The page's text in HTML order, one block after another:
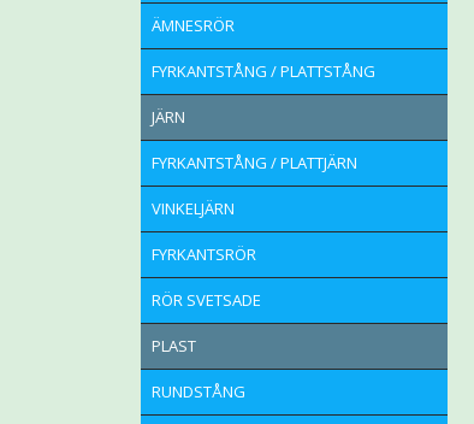
ÄMNESRÖR
FYRKANTSTÅNG / PLATTSTÅNG
JÄRN
FYRKANTSTÅNG / PLATTJÄRN
VINKELJÄRN
FYRKANTSRÖR
RÖR SVETSADE
PLAST
RUNDSTÅNG